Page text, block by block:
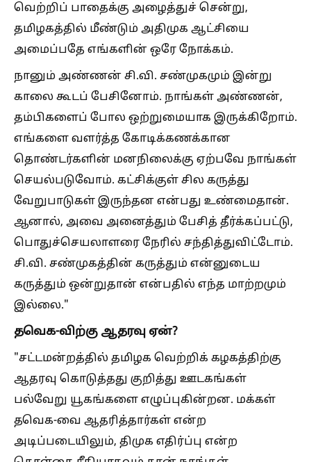
வெற்றிப் பாதைக்கு அழைத்துச் சென்று,
தமிழகத்தில் மீண்டும் அதிமுக ஆட்சியை
அமைப்பதே எங்களின் ஒரே நோக்கம்.
நானும் அண்ணன் சி.வி. சண்முகமும் இன்று
காலை கூடப் பேசினோம். நாங்கள் அண்ணன்,
தம்பிகளைப் போல ஒற்றுமையாக இருக்கிறோம்.
எங்களை வளர்த்த கோடிக்கணக்கான
தொண்டர்களின் மனநிலைக்கு ஏற்பவே நாங்கள்
செயல்படுவோம். கட்சிக்குள் சில கருத்து
வேறுபாடுகள் இருந்தன என்பது உண்மைதான்.
ஆனால், அவை அனைத்தும் பேசித் தீர்க்கப்பட்டு,
பொதுச்செயலாளரை நேரில் சந்தித்துவிட்டோம்.
சி.வி. சண்முகத்தின் கருத்தும் என்னுடைய
கருத்தும் ஒன்றுதான் என்பதில் எந்த மாற்றமும்
இல்லை."
தவெக-விற்கு ஆதரவு ஏன்?
"சட்டமன்றத்தில் தமிழக வெற்றிக் கழகத்திற்கு
ஆதரவு கொடுத்தது குறித்து ஊடகங்கள்
பல்வேறு யூகங்களை எழுப்புகின்றன. மக்கள்
தவெக-வை ஆதரித்தார்கள் என்ற
அடிப்படையிலும், திமுக எதிர்ப்பு என்ற